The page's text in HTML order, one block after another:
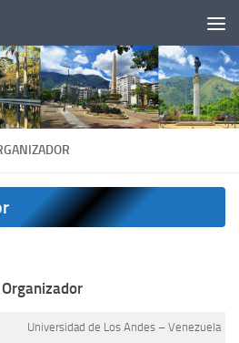
Universidad de Los Andes – Venezuela